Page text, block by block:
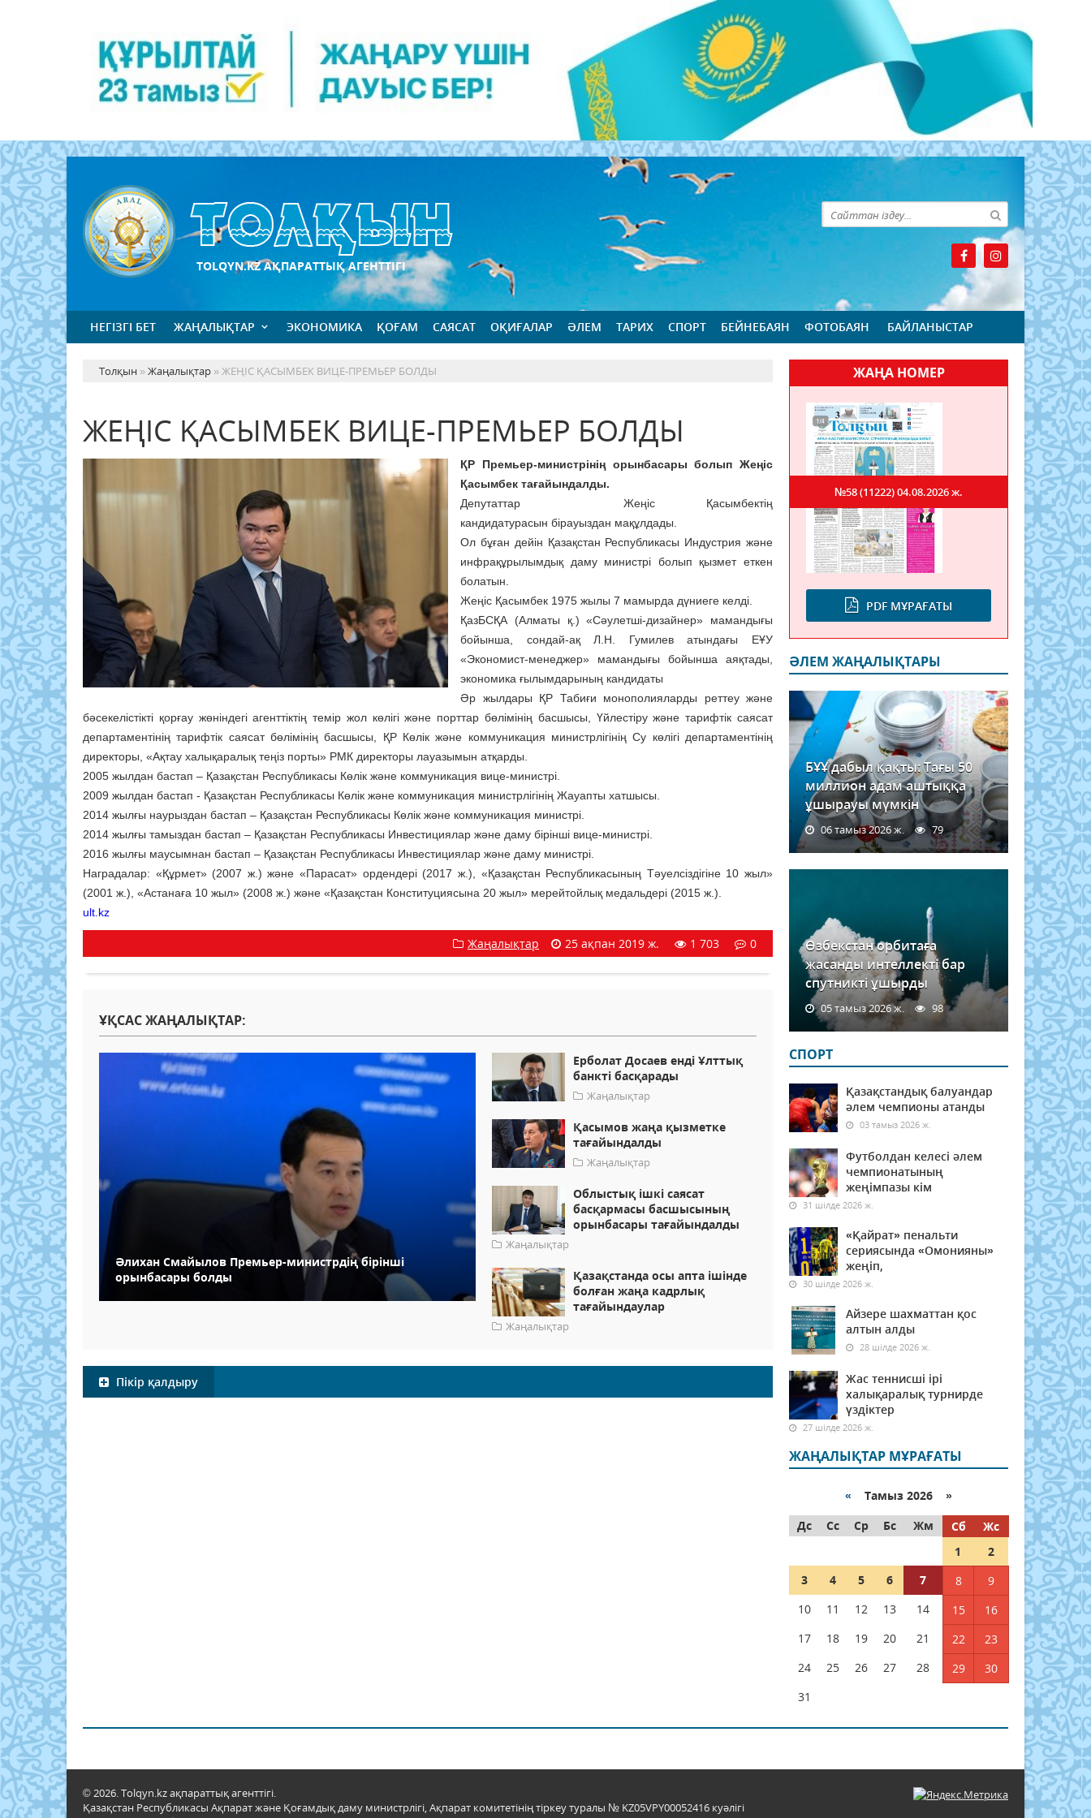
TOLQYN.KZ АҚПАРАТТЫҚ АГЕНТТІГІ
НЕГІЗГІ БЕТ ЖАҢАЛЫҚТАР ЭКОНОМИКА ҚОҒАМ САЯСАТ ОҚИҒАЛАР ӘЛЕМ ТАРИХ СПОРТ БЕЙНЕБАЯН ФОТОБАЯН БАЙЛАНЫСТАР
Толқын »Жаңалықтар » ЖЕҢІС ҚАСЫМБЕК ВИЦЕ-ПРЕМЬЕР БОЛДЫ
ЖЕҢІС ҚАСЫМБЕК ВИЦЕ-ПРЕМЬЕР БОЛДЫ
ҚР Премьер-министрінің орынбасары болып Жеңіс
Қасымбек тағайындалды.
Депутаттар Жеңіс Қасымбектің
кандидатурасын бірауыздан мақұлдады.
Ол бұған дейін Қазақстан Республикасы Индустрия және
инфрақұрылымдық даму министрі болып қызмет еткен
болатын.
Жеңіс Қасымбек 1975 жылы 7 мамырда дүниеге келді.
ҚазБСҚА (Алматы қ.) «Сәулетші-дизайнер» мамандығы
бойынша, сондай-ақ Л.Н. Гумилев атындағы ЕҰУ
«Экономист-менеджер» мамандығы бойынша аяқтады,
экономика ғылымдарының кандидаты
Әр жылдары ҚР Табиғи монополияларды реттеу және
бәсекелістікті қорғау жөніндегі агенттіктің темір жол көлігі және порттар бөлімінің басшысы, Үйлестіру және тарифтік саясат
департаментінің тарифтік саясат бөлімінің басшысы, ҚР Көлік және коммуникация министрлігінің Су көлігі департаментінің
директоры, «Ақтау халықаралық теңіз порты» РМК директоры лауазымын атқарды.
2005 жылдан бастап – Қазақстан Республикасы Көлік және коммуникация вице-министрі.
2009 жылдан бастап - Қазақстан Республикасы Көлік және коммуникация министрлігінің Жауапты хатшысы.
2014 жылғы наурыздан бастап – Қазақстан Республикасы Көлік және коммуникация министрі.
2014 жылғы тамыздан бастап – Қазақстан Республикасы Инвестициялар және даму бірінші вице-министрі.
2016 жылғы маусымнан бастап – Қазақстан Республикасы Инвестициялар және даму министрі.
Наградалар: «Құрмет» (2007 ж.) және «Парасат» ордендері (2017 ж.), «Қазақстан Республикасының Тәуелсіздігіне 10 жыл»
(2001 ж.), «Астанаға 10 жыл» (2008 ж.) және «Қазақстан Конституциясына 20 жыл» мерейтойлық медальдері (2015 ж.).
ult.kz
Жаңалықтар 25 ақпан 2019 ж. 1 703 0
ҰҚСАС ЖАҢАЛЫҚТАР:
Әлихан Смайылов Премьер-министрдің бірінші
орынбасары болды
Ерболат Досаев енді Ұлттық
банкті басқарады
Жаңалықтар
Қасымов жаңа қызметке
тағайындалды
Жаңалықтар
Облыстық ішкі саясат
басқармасы басшысының
орынбасары тағайындалды
Жаңалықтар
Қазақстанда осы апта ішінде
болған жаңа кадрлық
тағайындаулар
Жаңалықтар
Пікір қалдыру
ЖАҢА НОМЕР
PDF МҰРАҒАТЫ
№58 (11222)04.08.2026 ж.
ӘЛЕМ ЖАҢАЛЫҚТАРЫ
БҰҰ дабыл қақты: Тағы 50
миллион адам аштыққа
ұшырауы мүмкін
06 тамыз 2026 ж. 79
Өзбекстан орбитаға
жасанды интеллекті бар
спутникті ұшырды
05 тамыз 2026 ж. 98
СПОРТ
Қазақстандық балуандар
әлем чемпионы атанды
03 тамыз 2026 ж.
Футболдан келесі әлем
чемпионатының
жеңімпазы кім
31 шілде 2026 ж.
«Қайрат» пенальти
сериясында «Омонияны»
жеңіп,
30 шілде 2026 ж.
Айзере шахматтан қос
алтын алды
28 шілде 2026 ж.
Жас теннисші ірі
халықаралық турнирде
үздіктер
27 шілде 2026 ж.
ЖАҢАЛЫҚТАР МҰРАҒАТЫ
« Тамыз 2026 »
Дс
Сс Ср Бс Жм Сб
Жс
1
2
3
4 5 6 7 8
9
10
11 12 13 14 15
16
17
18 19 20 21 22
23
24
25 26 27 28 29
30
31
© 2026. Tolqyn.kz ақпараттық агенттігі.
Қазақстан Республикасы Ақпарат және Қоғамдық даму министрлігі, Ақпарат комитетінің тіркеу туралы № KZ05VPY00052416 куәлігі